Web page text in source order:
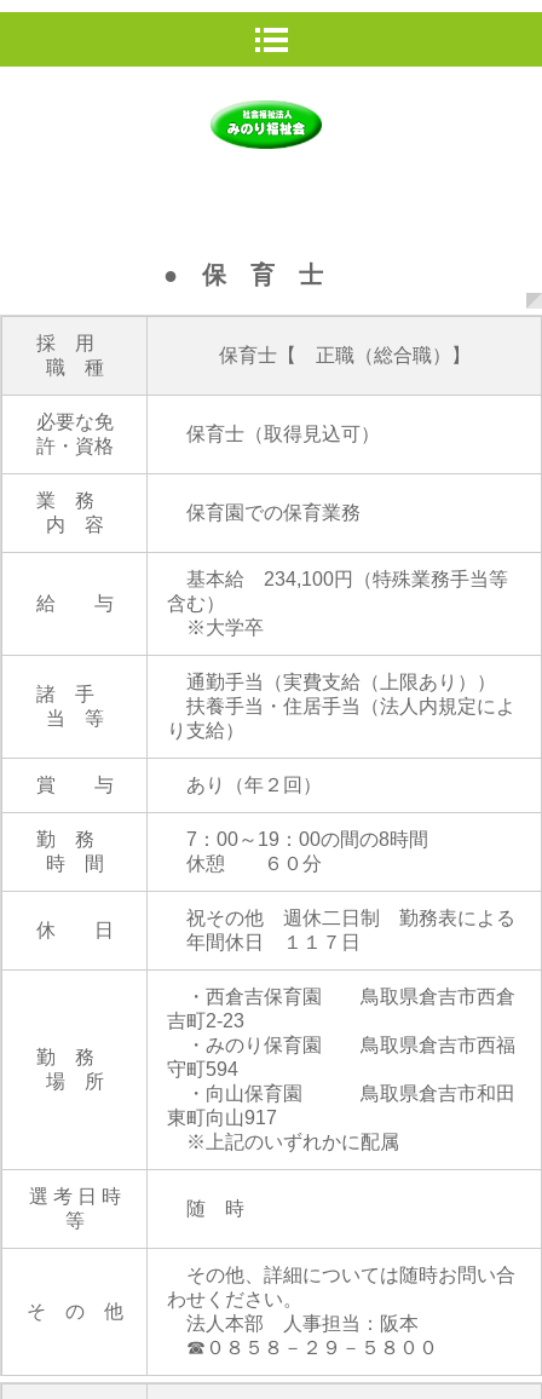
● 保 育 士
採 用
職 種
保育士【 正職（総合職）】
必要な免
許・資格
保育士（取得見込可）
業 務
内 容
保育園での保育業務
給 与
基本給 234,100円（特殊業務手当等
含む）
※大学卒
諸 手
当 等
通勤手当（実費支給（上限あり））
扶養手当・住居手当（法人内規定によ
り支給）
賞 与 あり（年２回）
勤 務
時 間
7：00～19：00の間の8時間
休憩 ６０分
休 日
祝その他 週休二日制 勤務表による
年間休日 １１７日
勤 務
場 所
・西倉吉保育園 鳥取県倉吉市西倉
吉町2-23
・みのり保育園 鳥取県倉吉市西福
守町594
・向山保育園 鳥取県倉吉市和田
東町向山917
※上記のいずれかに配属
選 考 日 時
等
随 時
そ の 他
その他、詳細については随時お問い合
わせください。
法人本部 人事担当：阪本
☎０８５８－２９－５８００